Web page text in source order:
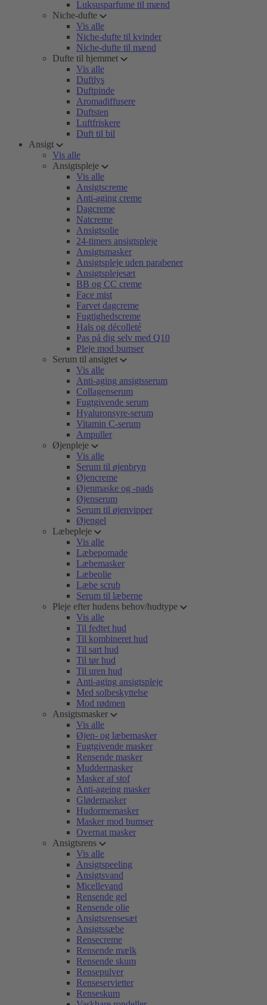
Luksusparfume til mænd
Niche-dufte
Vis alle
Niche-dufte til kvinder
Niche-dufte til mænd
Dufte til hjemmet
Vis alle
Duftlys
Duftpinde
Aromadiffusere
Duftsten
Luftfriskere
Duft til bil
Ansigt
Vis alle
Ansigtspleje
Vis alle
Ansigtscreme
Anti-aging creme
Dagcreme
Natcreme
Ansigtsolie
24-timers ansigtspleje
Ansigtsmasker
Ansigtspleje uden parabener
Ansigtsplejesæt
BB og CC creme
Face mist
Farvet dagcreme
Fugtighedscreme
Hals og décolleté
Pas på dig selv med Q10
Pleje mod bumser
Serum til ansigtet
Vis alle
Anti-aging ansigtsserum
Collagenserum
Fugtgivende serum
Hyaluronsyre-serum
Vitamin C-serum
Ampuller
Øjenpleje
Vis alle
Serum til øjenbryn
Øjencreme
Øjenmaske og -pads
Øjenserum
Serum til øjenvipper
Øjengel
Læbepleje
Vis alle
Læbepomade
Læbemasker
Læbeolie
Læbe scrub
Serum til læberne
Pleje efter hudens behov/hudtype
Vis alle
Til fedtet hud
Til kombineret hud
Til sart hud
Til tør hud
Til uren hud
Anti-aging ansigtspleje
Med solbeskyttelse
Mod rødmen
Ansigtsmasker
Vis alle
Øjen- og læbemasker
Fugtgivende masker
Rensende masker
Muddermasker
Masker af stof
Anti-ageing masker
Glødemasker
Hudormemasker
Masker mod bumser
Overnat masker
Ansigtsrens
Vis alle
Ansigtspeeling
Ansigtsvand
Micellevand
Rensende gel
Rensende olie
Ansigtsrensesæt
Ansigtssæbe
Rensecreme
Rensende mælk
Rensende skum
Rensepulver
Renseservietter
Renseskum